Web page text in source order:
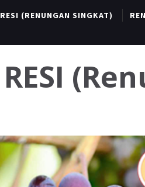
RESI (RENUNGAN SINGKAT)
RESI